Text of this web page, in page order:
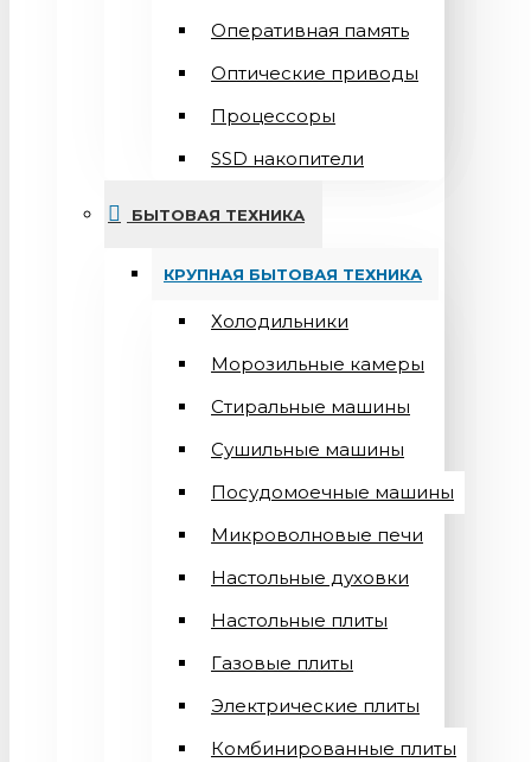
Оперативная память
Оптические приводы
Процессоры
SSD накопители
БЫТОВАЯ ТЕХНИКА
КРУПНАЯ БЫТОВАЯ ТЕХНИКА
Холодильники
Морозильные камеры
Стиральные машины
Сушильные машины
Посудомоечные машины
Микроволновые печи
Настольные духовки
Настольные плиты
Газовые плиты
Электрические плиты
Комбинированные плиты